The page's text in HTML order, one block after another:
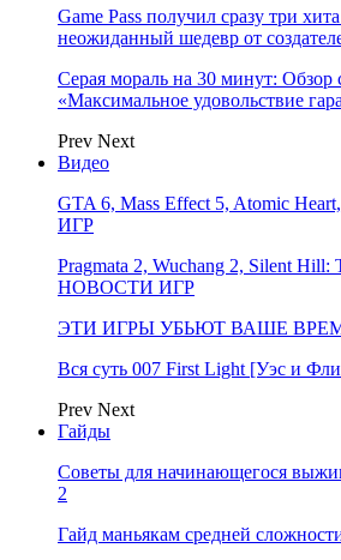
Game Pass получил сразу три
неожиданный шедевр от
Серая мораль на 30 минут: Обзор
«Максимальное удовольствие
Prev Next
Видео
GTA 6, Mass Effect 5, Atomic
ИГР
Pragmata 2, Wuchang 2, Silent Hill:
НОВОСТИ ИГР
ЭТИ ИГРЫ УБЬЮТ ВАШЕ
Вся суть 007 First Light [Уэс и
Prev Next
Гайды
Советы для начинающегося
2
Гайд маньякам средней